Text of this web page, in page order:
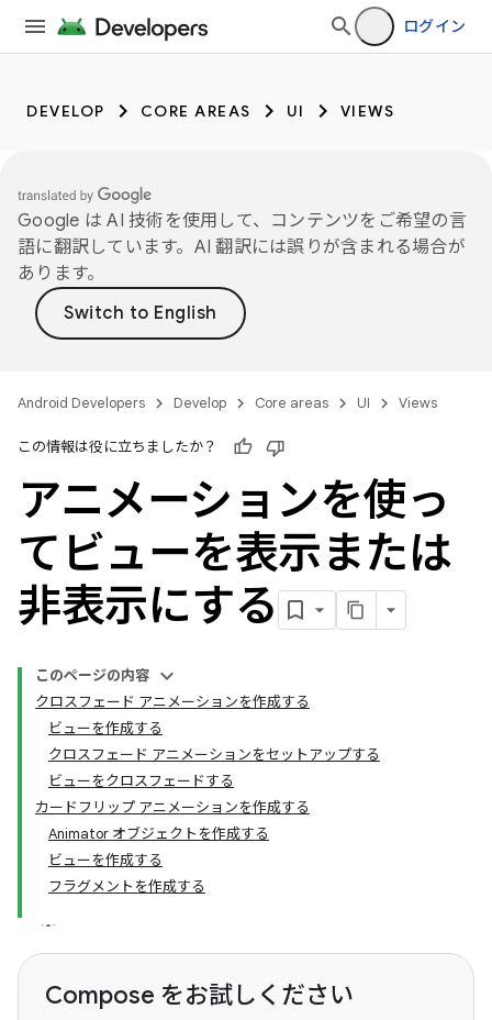
ログイン
DEVELOP CORE AREAS UI VIEWS
Google は AI 技術を使用して、コンテンツをご希望の言
語に翻訳しています。AI 翻訳には誤りが含まれる場合が
あります。
Android Developers Develop Core areas UI Views
この情報は役に立ちましたか？
アニメーションを使っ
てビューを表示または
非表示にする
このページの内容
クロスフェード アニメーションを作成する
ビューを作成する
クロスフェード アニメーションをセットアップする
ビューをクロスフェードする
カードフリップ アニメーションを作成する
Animator オブジェクトを作成する
ビューを作成する
フラグメントを作成する
Compose をお試しください